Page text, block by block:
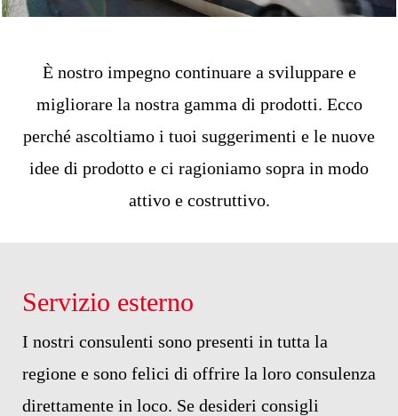
È nostro impegno continuare a sviluppare e
migliorare la nostra gamma di prodotti. Ecco
perché ascoltiamo i tuoi suggerimenti e le nuove
idee di prodotto e ci ragioniamo sopra in modo
attivo e costruttivo.
Servizio esterno
I nostri consulenti sono presenti in tutta la
regione e sono felici di offrire la loro consulenza
direttamente in loco. Se desideri consigli